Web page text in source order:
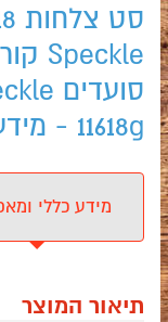
11618g - מידע נוסף
מידע כללי
תיאור המוצר